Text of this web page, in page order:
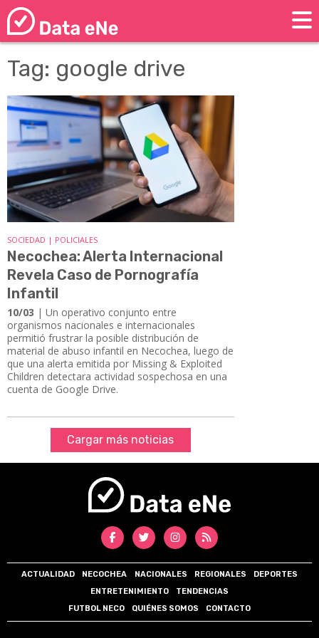
Tag: google drive
SOCIEDAD | POLICIALES
Necochea: Alerta Internacional
Revela Caso de Pornografía
Infantil
10/03 | Un operativo conjunto entre
organismos nacionales e internacionales
permitió frustrar la posible distribución de
material de abuso infantil en Necochea, luego de
que una alerta emitida por Missing & Exploited
Children detectara actividad sospechosa en una
cuenta de Google Drive.
Cargar más noticias
ACTUALIDAD NECOCHEA NACIONALES REGIONALES
DEPORTES
ENTRETENIMIENTO
TENDENCIAS
FUTBOL NECO
QUIÉNES SOMOS CONTACTO